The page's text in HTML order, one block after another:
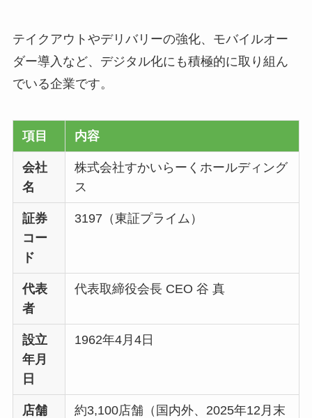
テイクアウトやデリバリーの強化、モバイルオー
ダー導入など、デジタル化にも積極的に取り組ん
でいる企業です。
項目 内容
会社
名
株式会社すかいらーくホールディング
ス
証券
コー
ド
3197（東証プライム）
代表
者
代表取締役会長 CEO 谷 真
設立
年月
日
1962年4月4日
店舗
約3,100店舗（国内外、2025年12月末